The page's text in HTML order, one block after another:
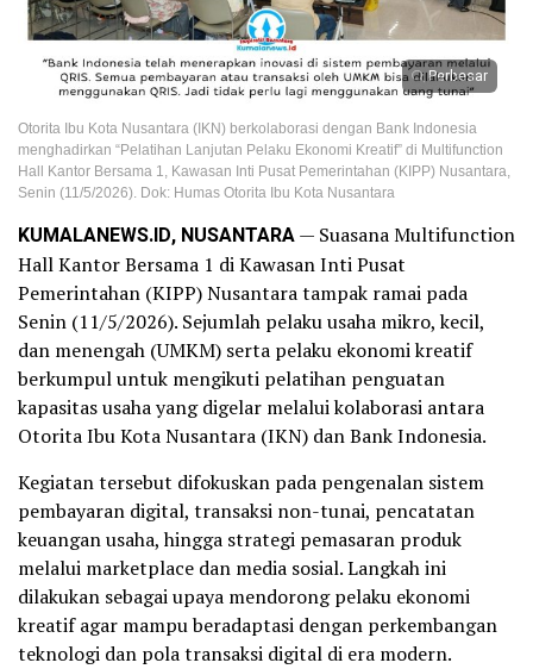
Perbesar
Otorita Ibu Kota Nusantara (IKN) berkolaborasi dengan Bank Indonesia
menghadirkan “Pelatihan Lanjutan Pelaku Ekonomi Kreatif” di Multifunction
Hall Kantor Bersama 1, Kawasan Inti Pusat Pemerintahan (KIPP) Nusantara,
Senin (11/5/2026). Dok: Humas Otorita Ibu Kota Nusantara
KUMALANEWS.ID, NUSANTARA— Suasana Multifunction
Hall Kantor Bersama 1 di Kawasan Inti Pusat
Pemerintahan (KIPP) Nusantara tampak ramai pada
Senin (11/5/2026). Sejumlah pelaku usaha mikro, kecil,
dan menengah (UMKM) serta pelaku ekonomi kreatif
berkumpul untuk mengikuti pelatihan penguatan
kapasitas usaha yang digelar melalui kolaborasi antara
Otorita Ibu Kota Nusantara (IKN) dan Bank Indonesia.
Kegiatan tersebut difokuskan pada pengenalan sistem
pembayaran digital, transaksi non-tunai, pencatatan
keuangan usaha, hingga strategi pemasaran produk
melalui marketplace dan media sosial. Langkah ini
dilakukan sebagai upaya mendorong pelaku ekonomi
kreatif agar mampu beradaptasi dengan perkembangan
teknologi dan pola transaksi digital di era modern.